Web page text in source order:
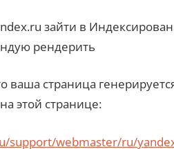
зайти в
рендерить
ваша страница
этой странице:
support/webmaster/ru/